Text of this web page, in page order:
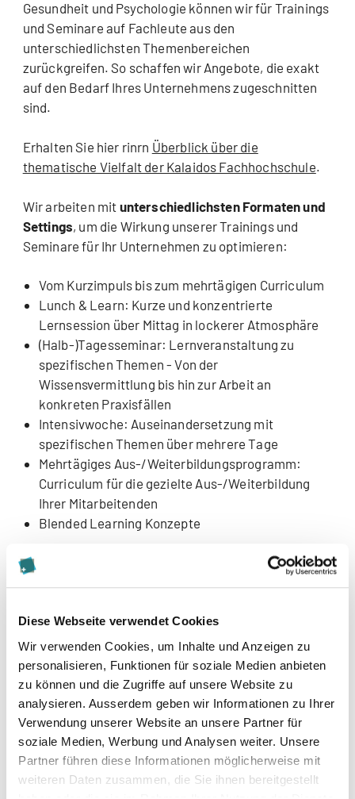
Diese Webseite verwendet Cookies
Wir verwenden Cookies, um Inhalte und Anzeigen zu
personalisieren, Funktionen für soziale Medien anbieten
zu können und die Zugriffe auf unsere Website zu
analysieren. Ausserdem geben wir Informationen zu Ihrer
Verwendung unserer Website an unsere Partner für
soziale Medien, Werbung und Analysen weiter. Unsere
Partner führen diese Informationen möglicherweise mit
weiteren Daten zusammen, die Sie ihnen bereitgestellt
Gesundheit und Psychologie können wir für Trainings
und Seminare auf Fachleute aus den
unterschiedlichsten Themenbereichen
zurückgreifen. So schaffen wir Angebote, die exakt
auf den Bedarf Ihres Unternehmens zugeschnitten
sind.
Erhalten Sie hier rinrn Überblick über die
thematische Vielfalt der Kalaidos Fachhochschule.
Wir arbeiten mit unterschiedlichsten Formaten und
Settings, um die Wirkung unserer Trainings und
Seminare für Ihr Unternehmen zu optimieren:
Vom Kurzimpuls bis zum mehrtägigen Curriculum
Lunch & Learn: Kurze und konzentrierte
Lernsession über Mittag in lockerer Atmosphäre
(Halb-)Tagesseminar: Lernveranstaltung zu
spezifischen Themen - Von der
Wissensvermittlung bis hin zur Arbeit an
konkreten Praxisfällen
Intensivwoche: Auseinandersetzung mit
spezifischen Themen über mehrere Tage
Mehrtägiges Aus-/Weiterbildungsprogramm:
Curriculum für die gezielte Aus-/Weiterbildung
Ihrer Mitarbeitenden
Blended Learning Konzepte
Vom Einzelsetting bis zur
Einzelcoaching/-teaching: Bearbeiten von
beruflichen und/oder persönlichen Zielen im 1:1
Setting
Kollegiale Fallberatung/Intervision: Strukturierte
Methode zur gemeinsamen Lösungsfindung -
Arbeit an konkreten Fällen aus dem Alltag
Workshop: Arbeiten an einem gemeinsamen Ziel -
moderiert und mittels unterschiedlicher Methoden
Grossgruppenveranstaltungen: